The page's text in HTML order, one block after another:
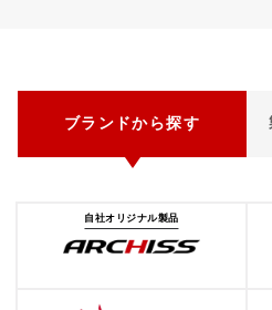
ブランドから探す
自社オリジナル製品